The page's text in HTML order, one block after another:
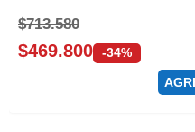
$713.580
$469.800 -34%